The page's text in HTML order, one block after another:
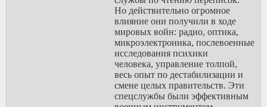
Но действительно огромное
влияние они получили в ходе
мировых войн: радио, оптика,
микроэлектроника, послевоенные
исследования психики
человека, управление толпой,
весь опыт по дестабилизации и
смене целых правительств. Эти
спецслужбы были эффективным